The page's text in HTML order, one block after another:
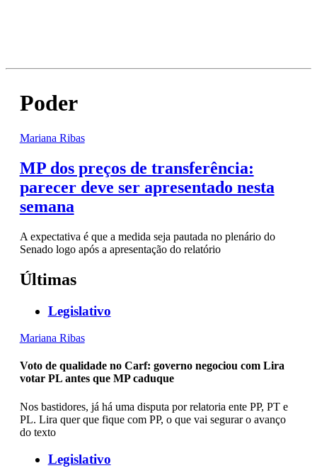
Poder
Mariana Ribas
MP dos preços de transferência:
parecer deve ser apresentado nesta
semana
A expectativa é que a medida seja pautada no plenário do
Senado logo após a apresentação do relatório
Últimas
Legislativo
Mariana Ribas
Voto de qualidade no Carf: governo negociou com Lira
votar PL antes que MP caduque
Nos bastidores, já há uma disputa por relatoria ente PP, PT e
PL. Lira quer que fique com PP, o que vai segurar o avanço
do texto
Legislativo